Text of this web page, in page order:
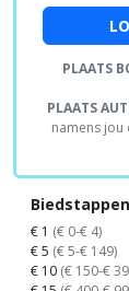
PLAATS
PLAATS
namens
€ 1 (€ 0-€ 4)
€ 5 (€ 5-€ 149)
€ 10 (€ 150-€